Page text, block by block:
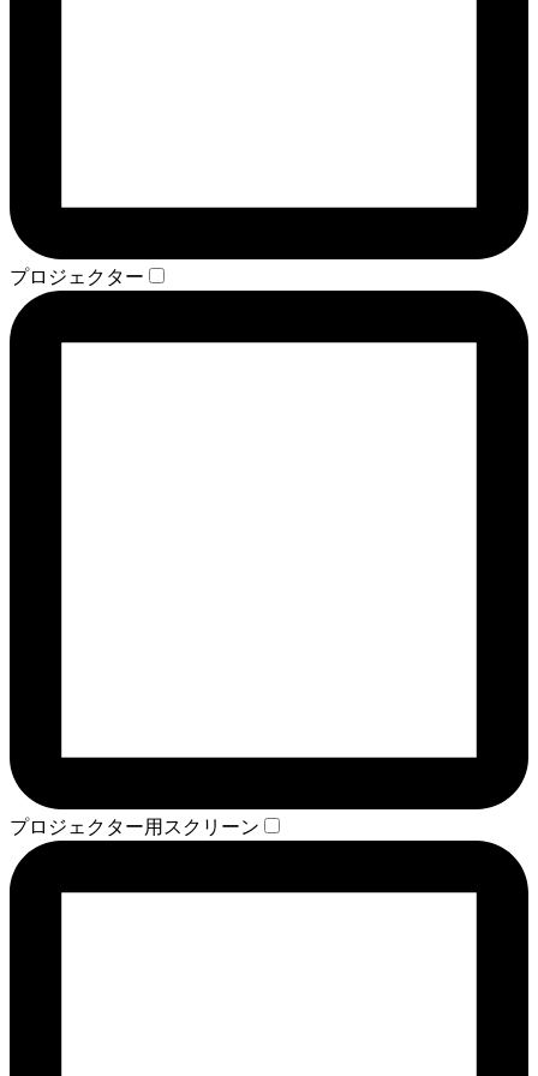
プロジェクター
プロジェクター用スクリーン